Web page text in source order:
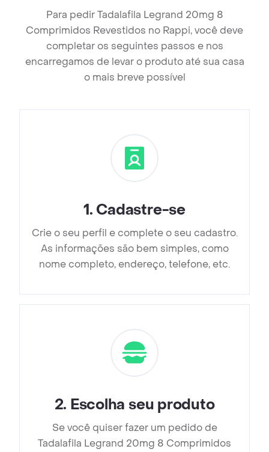
Para pedir Tadalafila Legrand 20mg 8
Comprimidos Revestidos no Rappi, você deve
completar os seguintes passos e nos
encarregamos de levar o produto até sua casa
o mais breve possível
1. Cadastre-se
Crie o seu perfil e complete o seu cadastro.
As informações são bem simples, como
nome completo, endereço, telefone, etc.
2. Escolha seu produto
Se você quiser fazer um pedido de
Tadalafila Legrand 20mg 8 Comprimidos